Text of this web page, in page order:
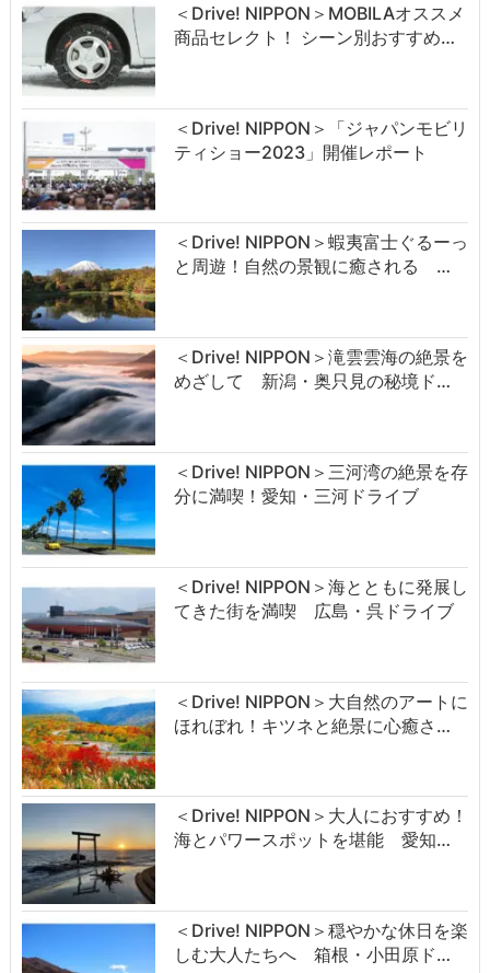
＜Drive! NIPPON＞MOBILAオススメ
商品セレクト！ シーン別おすすめ…
＜Drive! NIPPON＞「ジャパンモビリ
ティショー2023」開催レポート
＜Drive! NIPPON＞蝦夷富士ぐるーっ
と周遊！自然の景観に癒される …
＜Drive! NIPPON＞滝雲雲海の絶景を
めざして 新潟・奥只見の秘境ド…
＜Drive! NIPPON＞三河湾の絶景を存
分に満喫！愛知・三河ドライブ
＜Drive! NIPPON＞海とともに発展し
てきた街を満喫 広島・呉ドライブ
＜Drive! NIPPON＞大自然のアートに
ほれぼれ！キツネと絶景に心癒さ…
＜Drive! NIPPON＞大人におすすめ！
海とパワースポットを堪能 愛知…
＜Drive! NIPPON＞穏やかな休日を楽
しむ大人たちへ 箱根・小田原ド…